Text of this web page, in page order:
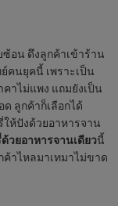
อน ดึงลูกค้าเข้าร้าน
คนยุคนี้ เพราะเป็น
าไม่แพง แถมยังเป็น
ลูกค้าก็เลือกได้
ให้ปังด้วยอาหารจาน
วยอาหารจานเดียวนี้
าไหลมาเทมาไม่ขาด